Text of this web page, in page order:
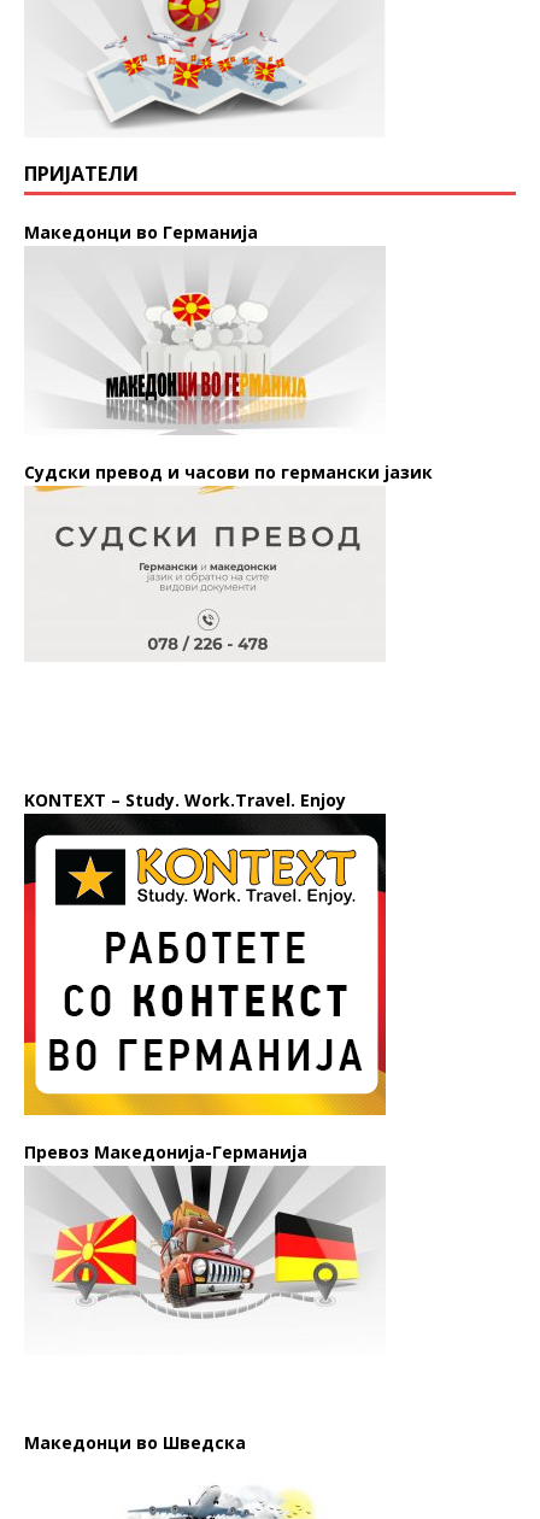
ПРИЈАТЕЛИ
Македонци во Германија
Судски превод и часови по германски јазик
KONTEXT – Study. Work.Travel. Enjoy
Превоз Македонија-Германија
Македонци во Шведска